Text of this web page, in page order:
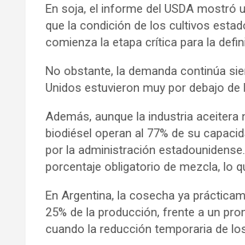
En soja, el informe del USDA mostró
que la condición de los cultivos
comienza la etapa crítica para la
No obstante, la demanda continúa
Unidos estuvieron muy por debajo
Además, aunque la industria
biodiésel operan al 77% de su
por la administración
porcentaje obligatorio de mezcla, lo
En Argentina, la cosecha ya
25% de la producción, frente a un
cuando la reducción temporaria de